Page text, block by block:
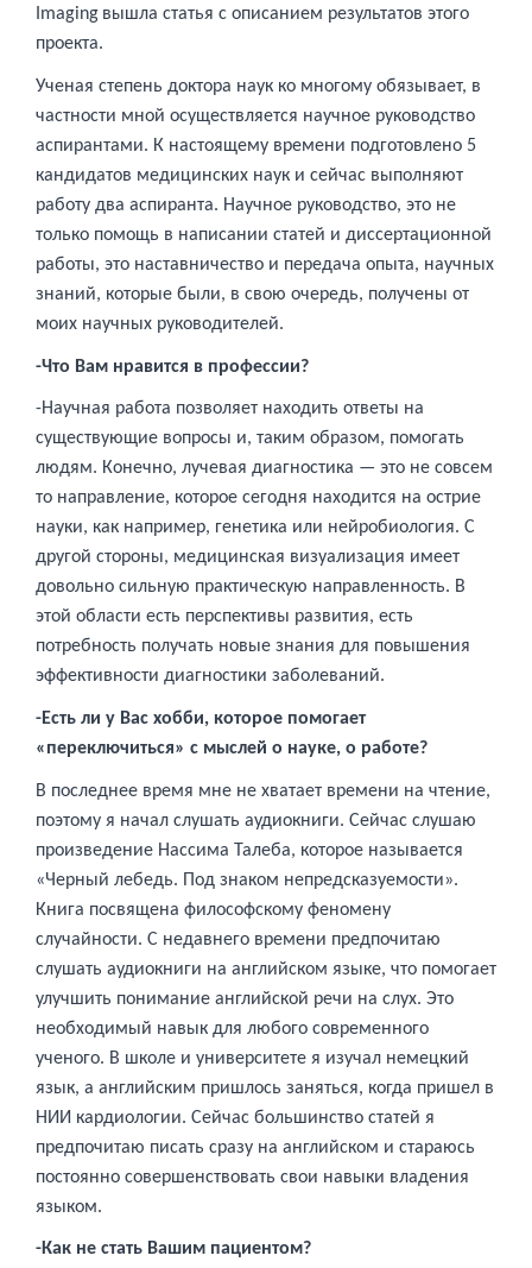
Imaging вышла статья с описанием результатов этого
проекта.
Ученая степень доктора наук ко многому обязывает, в
частности мной осуществляется научное руководство
аспирантами. К настоящему времени подготовлено 5
кандидатов медицинских наук и сейчас выполняют
работу два аспиранта. Научное руководство, это не
только помощь в написании статей и диссертационной
работы, это наставничество и передача опыта, научных
знаний, которые были, в свою очередь, получены от
моих научных руководителей.
-Что Вам нравится в профессии?
-Научная работа позволяет находить ответы на
существующие вопросы и, таким образом, помогать
людям. Конечно, лучевая диагностика — это не совсем
то направление, которое сегодня находится на острие
науки, как например, генетика или нейробиология. С
другой стороны, медицинская визуализация имеет
довольно сильную практическую направленность. В
этой области есть перспективы развития, есть
потребность получать новые знания для повышения
эффективности диагностики заболеваний.
-Есть ли у Вас хобби, которое помогает
«переключиться» с мыслей о науке, о работе?
В последнее время мне не хватает времени на чтение,
поэтому я начал слушать аудиокниги. Сейчас слушаю
произведение Нассима Талеба, которое называется
«Черный лебедь. Под знаком непредсказуемости».
Книга посвящена философскому феномену
случайности. С недавнего времени предпочитаю
слушать аудиокниги на английском языке, что помогает
улучшить понимание английской речи на слух. Это
необходимый навык для любого современного
ученого. В школе и университете я изучал немецкий
язык, а английским пришлось заняться, когда пришел в
НИИ кардиологии. Сейчас большинство статей я
предпочитаю писать сразу на английском и стараюсь
постоянно совершенствовать свои навыки владения
языком.
-Как не стать Вашим пациентом?